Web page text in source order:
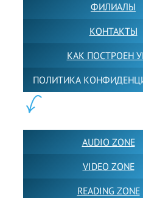
ФИЛИАЛЫ
КОНТАКТЫ
КАК ПОСТРОЕН
ПОЛИТИКА
AUDIO ZONE
VIDEO ZONE
READING ZONE